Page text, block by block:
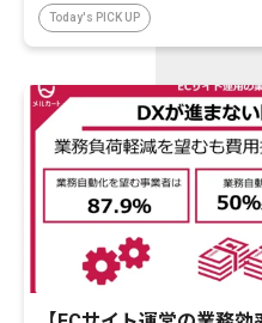
Today's PICK UP